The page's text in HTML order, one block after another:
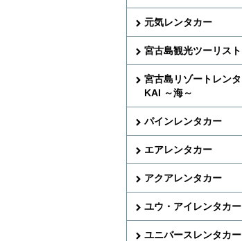
元気レンタカー
宮古島観光ツーリスト
宮古島リゾートレン
KAI ～海～
パインレンタカー
エアレンタカー
アクアレンタカー
ユウ・アイレンタカー
ユニバースレンタカー